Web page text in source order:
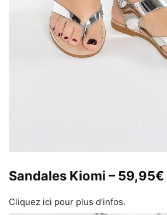
Sandales Kiomi – 59,95€
Cliquez ici pour plus d’infos.